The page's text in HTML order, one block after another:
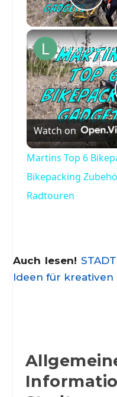
Watch on
Martins Top 6
Bikepacking
Radtouren
Auch lesen!
Ideen für kreativen